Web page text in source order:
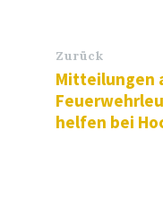
Zurück
Mitteilungen
helfen bei